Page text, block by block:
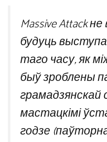
Massive Attack
будуць
таго часу, як
быў зроблены
грамадзянскай
мастацкімі
годзе